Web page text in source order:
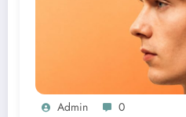
Admin 0